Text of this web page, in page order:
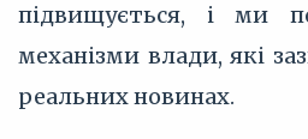
підвищується, і ми
механізми влади, які
реальних новинах.